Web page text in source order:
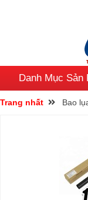
Danh Mục Sản
Trang nhất Bao